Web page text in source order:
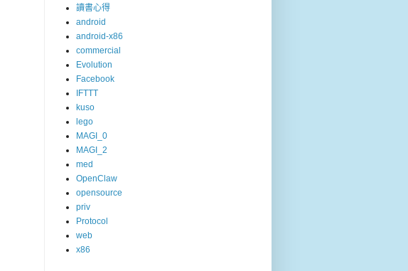
讀書心得
android
android-x86
commercial
Evolution
Facebook
IFTTT
kuso
lego
MAGI_0
MAGI_2
med
OpenClaw
opensource
priv
Protocol
web
x86